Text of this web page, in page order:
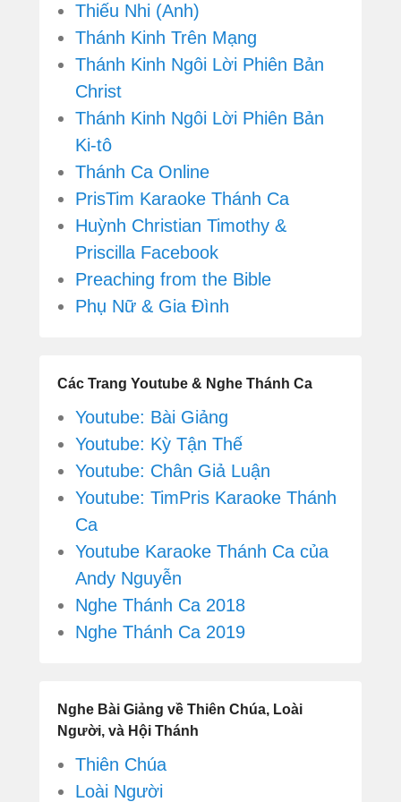
Thiếu Nhi (Anh)
Thánh Kinh Trên Mạng
Thánh Kinh Ngôi Lời Phiên Bản
Christ
Thánh Kinh Ngôi Lời Phiên Bản
Ki-tô
Thánh Ca Online
PrisTim Karaoke Thánh Ca
Huỳnh Christian Timothy &
Priscilla Facebook
Preaching from the Bible
Phụ Nữ & Gia Đình
Các Trang Youtube & Nghe Thánh Ca
Youtube: Bài Giảng
Youtube: Kỳ Tận Thế
Youtube: Chân Giả Luận
Youtube: TimPris Karaoke Thánh
Ca
Youtube Karaoke Thánh Ca của
Andy Nguyễn
Nghe Thánh Ca 2018
Nghe Thánh Ca 2019
Nghe Bài Giảng về Thiên Chúa, Loài
Người, và Hội Thánh
Thiên Chúa
Loài Người